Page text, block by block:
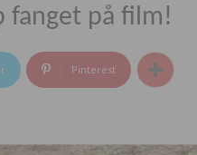
fanget på film!
Pinterest